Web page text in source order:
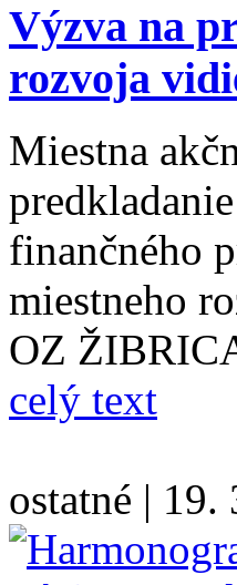
Výzva na
rozvoja
Miestna
finančného
miestneho
OZ
celý text
ostatné | 19.